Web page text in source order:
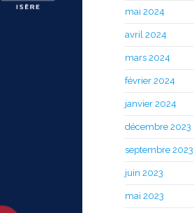
mai 2024
avril 2024
mars 2024
février 2024
janvier 2024
décembre 2023
septembre 2023
juin 2023
mai 2023